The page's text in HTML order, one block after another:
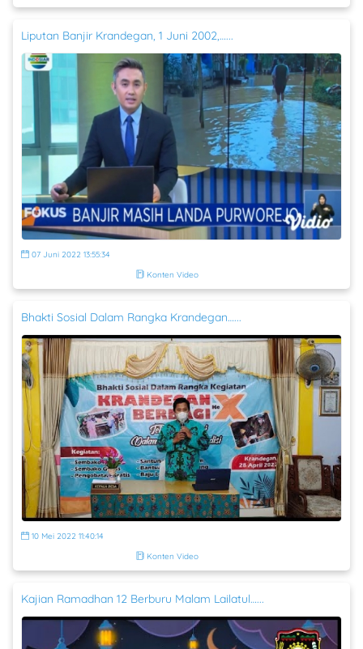
Liputan Banjir Krandegan, 1 Juni 2002,…...
07 Juni 2022 13:55:34
Konten Video
Bhakti Sosial Dalam Rangka Krandegan…...
10 Mei 2022 11:40:14
Konten Video
Kajian Ramadhan 12 Berburu Malam Lailatul…...